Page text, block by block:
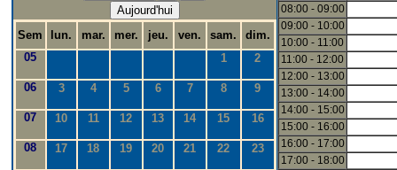
Aujourd'hui
Sem
lun. mar. mer. jeu. ven. sam.
dim.
05
1 2
06 3 4 5 6 7 8 9
07 10 11 12 13 14 15 16
08 17 18 19 20 21 22 23
08:00 - 09:00
09:00 - 10:00
10:00 - 11:00
11:00 - 12:00
12:00 - 13:00
13:00 - 14:00
14:00 - 15:00
15:00 - 16:00
16:00 - 17:00
17:00 - 18:00